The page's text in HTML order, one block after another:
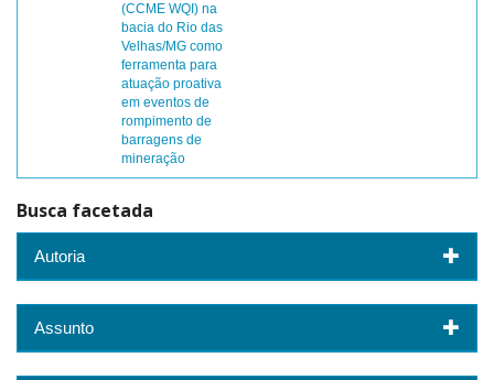
(CCME WQI) na
bacia do Rio das
Velhas/MG como
ferramenta para
atuação proativa
em eventos de
rompimento de
barragens de
mineração
Busca facetada
Autoria
Assunto